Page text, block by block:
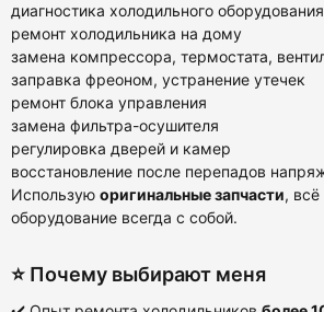
диагностика холодильного оборудования
ремонт холодильника на дому
замена компрессора, термостата,
заправка фреоном, устранение утечек
ремонт блока управления
замена фильтра-осушителя
регулировка дверей и камер
восстановление после перепадов
Использую оригинальные запчасти,
оборудование всегда с собой.
⭐ Почему выбирают меня